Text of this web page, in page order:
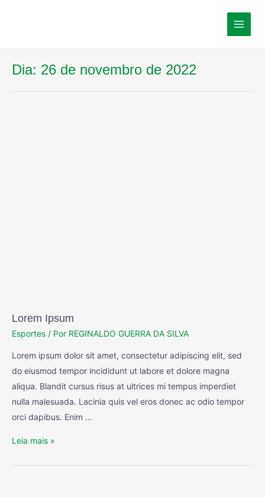
Dia: 26 de novembro de 2022
Lorem Ipsum
Esportes / Por REGINALDO GUERRA DA SILVA
Lorem ipsum dolor sit amet, consectetur adipiscing elit, sed
do eiusmod tempor incididunt ut labore et dolore magna
aliqua. Blandit cursus risus at ultrices mi tempus imperdiet
nulla malesuada. Lacinia quis vel eros donec ac odio tempor
orci dapibus. Enim …
Leia mais »